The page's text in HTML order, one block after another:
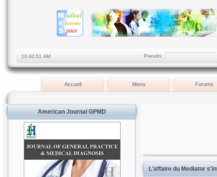
Pseudo:
Accueil Menu Forums
American Journal GPMD
L'affaire du Mediator